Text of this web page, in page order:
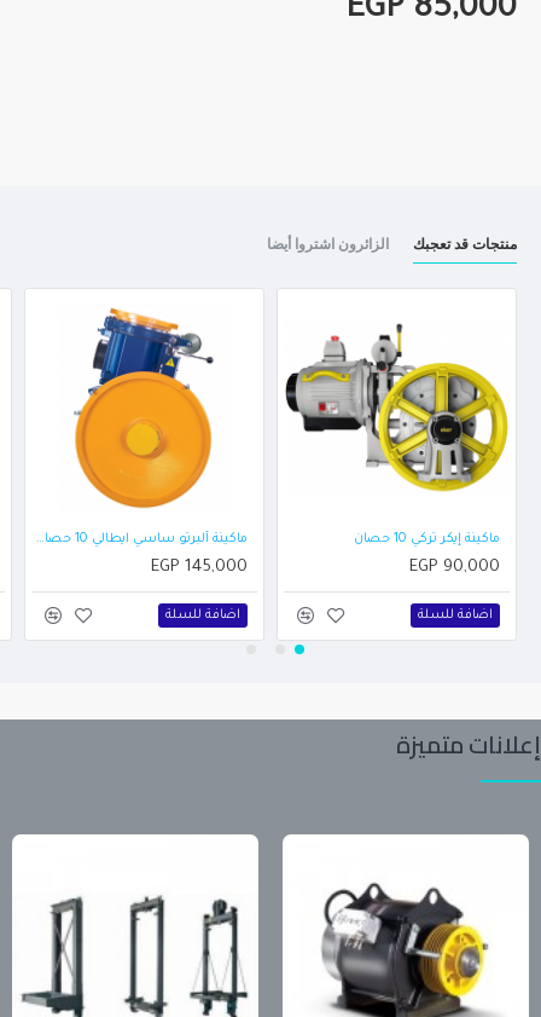
EGP 85,000
منتجات قد تعجبك الزائرون اشتروا أيضا
ماكينة إيكر تركي 10 حصان
EGP 90,000
اضافة للسلة
ماكينة ألبرتو ساسي ايطالي 10 حصان سرعة واحدة + انكودر
EGP 145,000
اضافة للسلة
إعلانات متميزة